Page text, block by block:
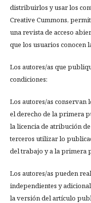
distribuirlos y usar los
Creative Cummons,
una revista de acceso
que los usuarios conocen
Los autores/as que
condiciones:
Los autores/as conservan
el derecho de la primera
la licencia de atribución
terceros utilizar lo
del trabajo y a la primera
Los autores/as pueden
independientes y
la versión del artículo